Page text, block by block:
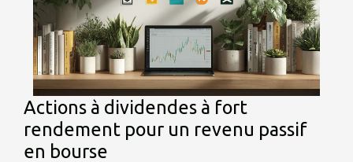
Actions à dividendes à fort
rendement pour un revenu passif
en bourse